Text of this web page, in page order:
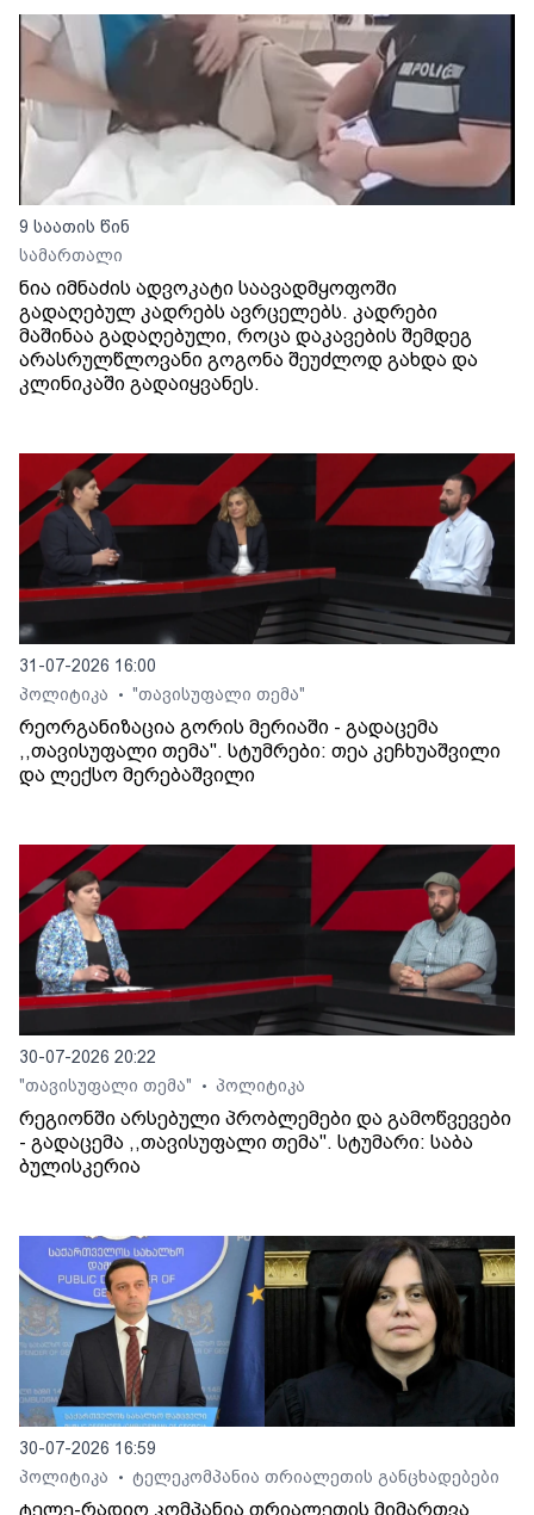
9 საათის წინ
სამართალი
ნია იმნაძის ადვოკატი საავადმყოფოში
გადაღებულ კადრებს ავრცელებს. კადრები
მაშინაა გადაღებული, როცა დაკავების შემდეგ
არასრულწლოვანი გოგონა შეუძლოდ გახდა და
კლინიკაში გადაიყვანეს.
31-07-2026 16:00
პოლიტიკა
• "თავისუფალი თემა"
რეორგანიზაცია გორის მერიაში - გადაცემა
,,თავისუფალი თემა". სტუმრები: თეა კეჩხუაშვილი
და ლექსო მერებაშვილი
30-07-2026 20:22
"თავისუფალი თემა"
• პოლიტიკა
რეგიონში არსებული პრობლემები და გამოწვევები
- გადაცემა ,,თავისუფალი თემა". სტუმარი: საბა
ბულისკერია
30-07-2026 16:59
პოლიტიკა
• ტელეკომპანია თრიალეთის განცხადებები
ტელე-რადიო კომპანია თრიალეთის მიმართვა